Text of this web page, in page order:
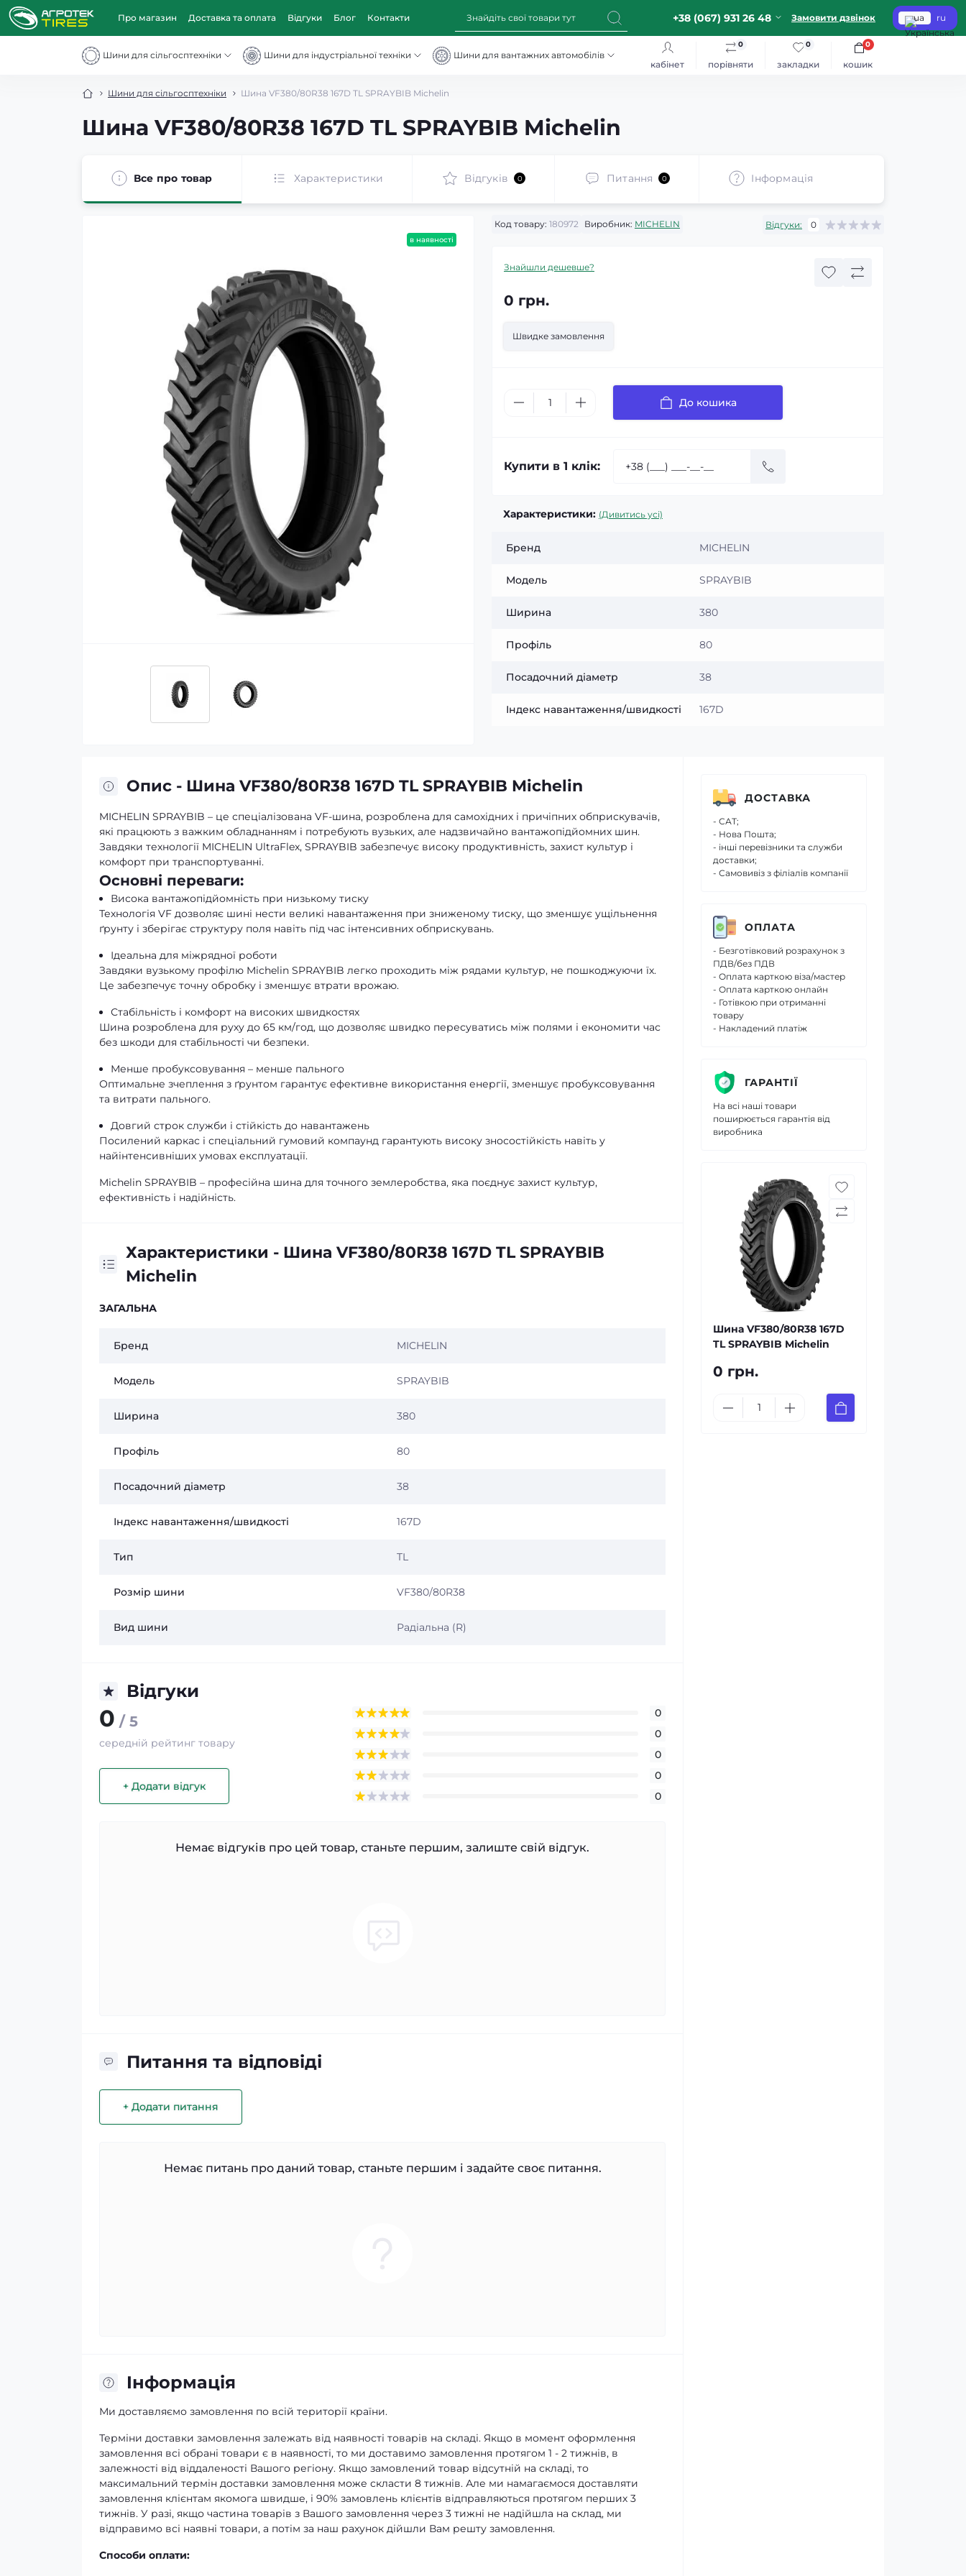
Про магазин Доставка та оплата Відгуки Блог Контакти +38 (067) 931 26 48 Замовити дзвінок ua ru
Шини для сільгосптехніки Шини для індустріальної техніки
Шини для вантажних автомобілів
кабінет
порівняти
0
закладки
0
кошик
0
Шини для сільгосптехніки Шина VF380/80R38 167D TL SPRAYBIB Michelin
Шина VF380/80R38 167D TL SPRAYBIB Michelin
Все про товар Характеристики Відгуків 0 Питання 0 Iнформація
в наявності
Код товару: 180972 Виробник: MICHELIN Відгуки: 0
Знайшли дешевше?
0 грн.
Швидке замовлення
До кошика
Купити в 1 клік:
Характеристики: (Дивитись усі)
Бренд MICHELIN
Модель SPRAYBIB
Ширина 380
Профіль 80
Посадочний діаметр 38
Індекс навантаження/швидкості 167D
Опис - Шина VF380/80R38 167D TL SPRAYBIB Michelin
MICHELIN SPRAYBIB – це спеціалізована VF-шина, розроблена для самохідних і причіпних обприскувачів,
які працюють з важким обладнанням і потребують вузьких, але надзвичайно вантажопідйомних шин.
Завдяки технології MICHELIN UltraFlex, SPRAYBIB забезпечує високу продуктивність, захист культур і
комфорт при транспортуванні.
Основні переваги:
Висока вантажопідйомність при низькому тиску
Технологія VF дозволяє шині нести великі навантаження при зниженому тиску, що зменшує ущільнення
ґрунту і зберігає структуру поля навіть під час інтенсивних обприскувань.
Ідеальна для міжрядної роботи
Завдяки вузькому профілю Michelin SPRAYBIB легко проходить між рядами культур, не пошкоджуючи їх.
Це забезпечує точну обробку і зменшує втрати врожаю.
Стабільність і комфорт на високих швидкостях
Шина розроблена для руху до 65 км/год, що дозволяє швидко пересуватись між полями і економити час
без шкоди для стабільності чи безпеки.
Менше пробуксовування – менше пального
Оптимальне зчеплення з ґрунтом гарантує ефективне використання енергії, зменшує пробуксовування
та витрати пального.
Довгий строк служби і стійкість до навантажень
Посилений каркас і спеціальний гумовий компаунд гарантують високу зносостійкість навіть у
найінтенсивніших умовах експлуатації.
Michelin SPRAYBIB – професійна шина для точного землеробства, яка поєднує захист культур,
ефективність і надійність.
Характеристики - Шина VF380/80R38 167D TL SPRAYBIB
Michelin
ЗАГАЛЬНА
Бренд MICHELIN
Модель SPRAYBIB
Ширина 380
Профіль 80
Посадочний діаметр 38
Індекс навантаження/швидкості 167D
Тип TL
Розмір шини VF380/80R38
Вид шини Радіальна (R)
Відгуки
0 / 5
середній рейтинг товару
+ Додати відгук
0
0
0
0
0
Немає відгуків про цей товар, станьте першим, залиште свій відгук.
Питання та відповіді
+ Додати питання
Немає питань про даний товар, станьте першим і задайте своє питання.
Iнформація
Ми доставляємо замовлення по всій території країни.
Терміни доставки замовлення залежать від наявності товарів на складі. Якщо в момент оформлення
замовлення всі обрані товари є в наявності, то ми доставимо замовлення протягом 1 - 2 тижнів, в
залежності від віддаленості Вашого регіону. Якщо замовлений товар відсутній на складі, то
максимальний термін доставки замовлення може скласти 8 тижнів. Але ми намагаємося доставляти
замовлення клієнтам якомога швидше, і 90% замовлень клієнтів відправляються протягом перших 3
тижнів. У разі, якщо частина товарів з Вашого замовлення через 3 тижні не надійшла на склад, ми
відправимо всі наявні товари, а потім за наш рахунок дійшли Вам решту замовлення.
Способи оплати:
ДОСТАВКА
- САТ;
- Нова Пошта;
- інші перевізники та служби
доставки;
- Самовивіз з філіалів компанії
ОПЛАТА
- Безготівковий розрахунок з
ПДВ/без ПДВ
- Оплата карткою віза/мастер
- Оплата карткою онлайн
- Готівкою при отриманні
товару
- Накладений платіж
ГАРАНТІЇ
На всі наші товари
поширюється гарантія від
виробника
Шина VF380/80R38 167D
TL SPRAYBIB Michelin
0 грн.